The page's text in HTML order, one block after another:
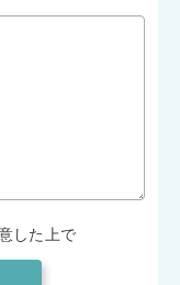
した上で